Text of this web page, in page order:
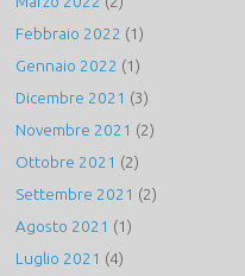
Febbraio 2022 (1)
Gennaio 2022 (1)
Dicembre 2021 (3)
Novembre 2021 (2)
Ottobre 2021 (2)
Settembre 2021 (2)
Agosto 2021 (1)
Luglio 2021 (4)